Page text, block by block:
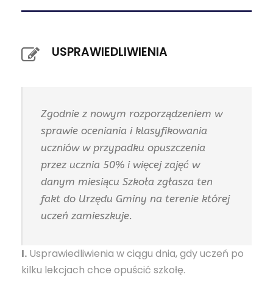
USPRAWIEDLIWIENIA
Zgodnie z nowym rozporządzeniem w
sprawie oceniania i klasyfikowania
uczniów w przypadku opuszczenia
przez ucznia 50% i więcej zajęć w
danym miesiącu Szkoła zgłasza ten
fakt do Urzędu Gminy na terenie której
uczeń zamieszkuje.
I. Usprawiedliwienia w ciągu dnia, gdy uczeń po
kilku lekcjach chce opuścić szkołę.